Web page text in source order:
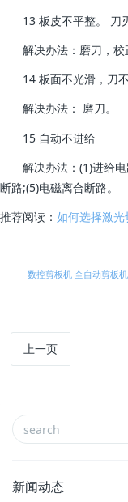
13 板皮不平整。 刀刃
解决办法：磨刀，校
14 板面不光滑，刀不
解决办法： 磨刀。
15 自动不进给
解决办法：(1)进给电
断路;(5)电磁离合断路。
推荐阅读： 如何选择激
数控剪板机 全自动剪板机
上一页
新闻动态